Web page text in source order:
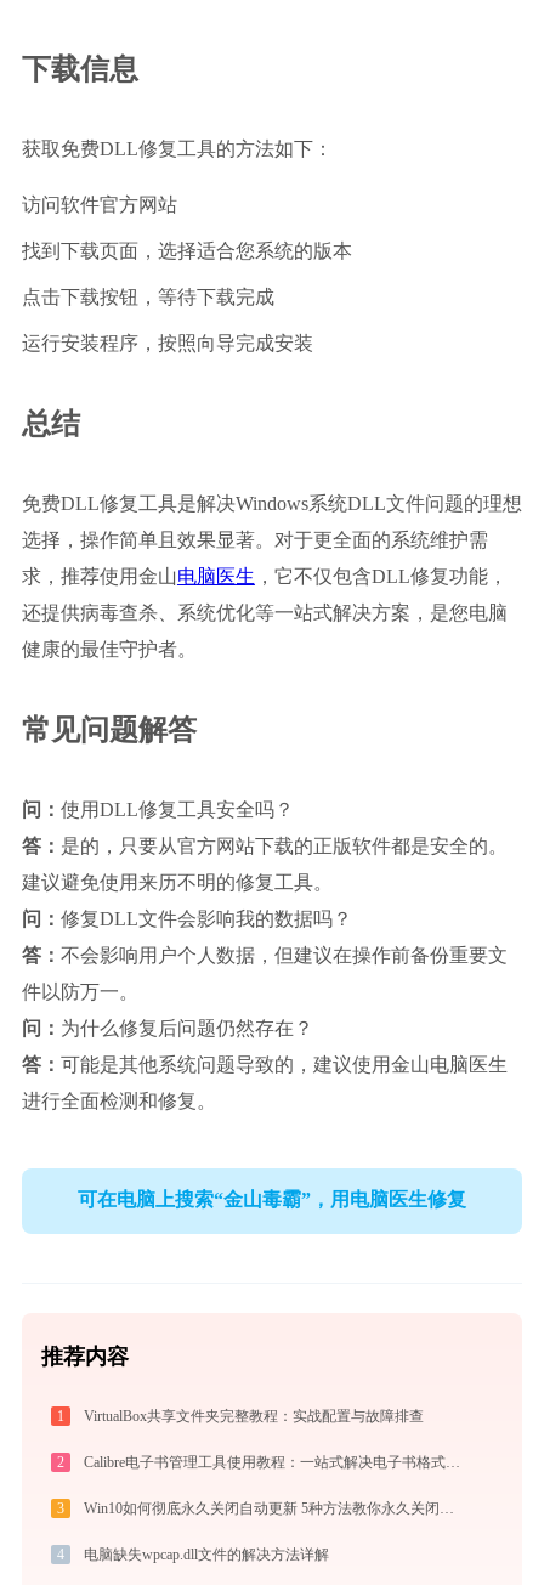
下载信息
获取免费DLL修复工具的方法如下：
访问软件官方网站
找到下载页面，选择适合您系统的版本
点击下载按钮，等待下载完成
运行安装程序，按照向导完成安装
总结
免费DLL修复工具是解决Windows系统DLL文件问题的理想
选择，操作简单且效果显著。对于更全面的系统维护需
求，推荐使用金山电脑医生 ，它不仅包含DLL修复功能，
还提供病毒查杀、系统优化等一站式解决方案，是您电脑
健康的最佳守护者。
常见问题解答
问： 使用DLL修复工具安全吗？
答： 是的，只要从官方网站下载的正版软件都是安全的。
建议避免使用来历不明的修复工具。
问： 修复DLL文件会影响我的数据吗？
答： 不会影响用户个人数据，但建议在操作前备份重要文
件以防万一。
问： 为什么修复后问题仍然存在？
答： 可能是其他系统问题导致的，建议使用金山电脑医生
进行全面检测和修复。
可在电脑上搜索“金山毒霸”，用电脑医生修复
推荐内容
1 VirtualBox共享文件夹完整教程：实战配置与故障排查
2 Calibre电子书管理工具使用教程：一站式解决电子书格式转换、元数据管理与设备同步
3
4 电脑缺失wpcap.dll文件的解决方法详解